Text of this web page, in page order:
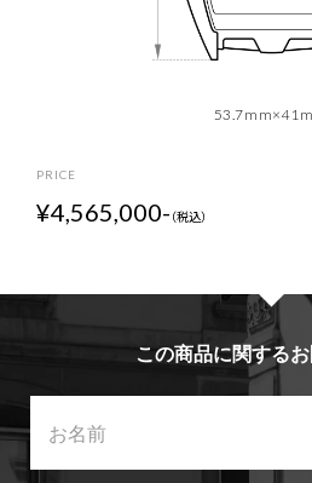
PR ICE
¥4,565,000- （税込）
この商品に関する